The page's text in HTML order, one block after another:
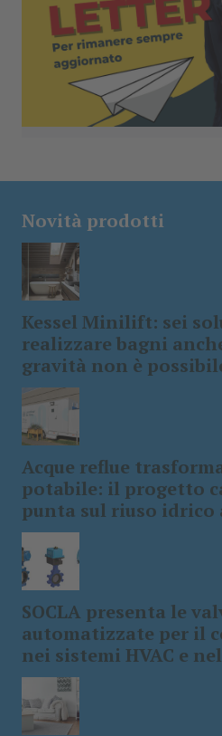
Novità prodotti
Kessel Minilift: sei
realizzare bagni
gravità non è
Acque reflue
potabile: il progetto
punta sul riuso idrico
SOCLA presenta le
automatizzate per il
nei sistemi HVAC e